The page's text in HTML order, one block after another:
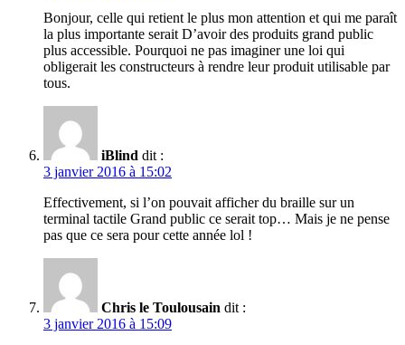
Bonjour, celle qui retient le plus mon attention et qui me paraît
la plus importante serait D’avoir des produits grand public
plus accessible. Pourquoi ne pas imaginer une loi qui
obligerait les constructeurs à rendre leur produit utilisable par
tous.
iBlind dit :
3 janvier 2016 à 15:02
Effectivement, si l’on pouvait afficher du braille sur un
terminal tactile Grand public ce serait top… Mais je ne pense
pas que ce sera pour cette année lol !
Chris le Toulousain dit :
3 janvier 2016 à 15:09